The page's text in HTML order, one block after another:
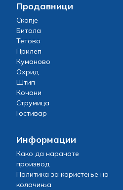
Продавници
Скопје
Битола
Тетово
Прилеп
Куманово
Охрид
Штип
Кочани
Струмица
Гостивар
Информации
Како да нарачате
производ
Политика за користење на
колачиња